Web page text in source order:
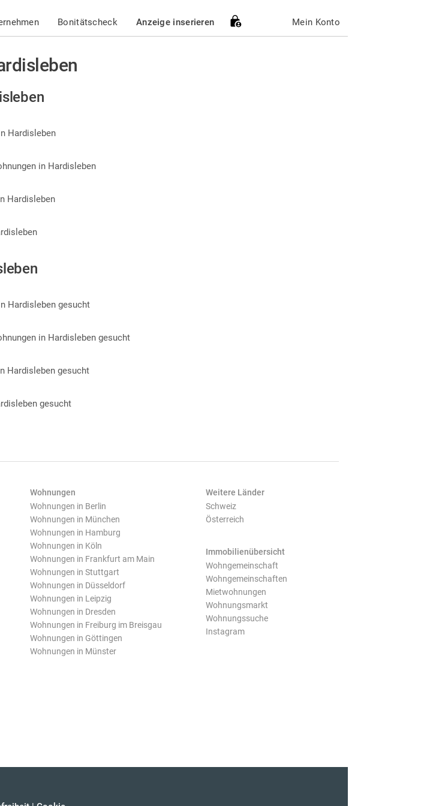
Bonitätscheck Anzeige inserieren Mein Konto
Hardisleben
in Hardisleben
Hardisleben
Hardisleben gesucht
in Hardisleben gesucht
Hardisleben gesucht
gesucht
Wohnungen
Wohnungen in Berlin
Wohnungen in München
Wohnungen in Hamburg
Wohnungen in Köln
Wohnungen in Frankfurt am Main
Wohnungen in Stuttgart
Wohnungen in Düsseldorf
Wohnungen in Leipzig
Wohnungen in Dresden
Wohnungen in Freiburg im Breisgau
Wohnungen in Göttingen
Wohnungen in Münster
Weitere Länder
Schweiz
Österreich
Immobilienübersicht
Wohngemeinschaft
Wohngemeinschaften
Mietwohnungen
Wohnungsmarkt
Wohnungssuche
Instagram